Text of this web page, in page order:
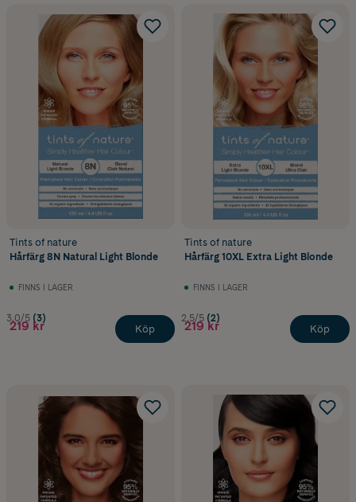
Tints of nature
Hårfärg 8N Natural Light Blonde
FINNS I LAGER
3.0/5 (3)
219 kr Köp
Tints of nature
Hårfärg 10XL Extra Light Blonde
FINNS I LAGER
2.5/5 (2)
219 kr Köp